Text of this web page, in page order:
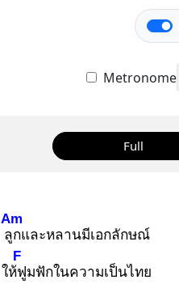
Metronome
Full
ลูก
Am
และหลานมีเอกลักษณ์
ให้ฟู
F
มฟักในความเป็นไทย